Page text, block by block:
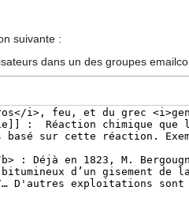
suivante :
dans un des groupes